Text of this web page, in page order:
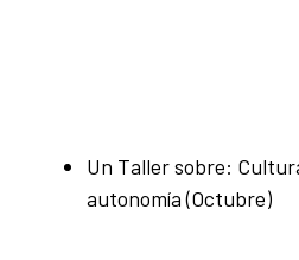
Un Taller sobre:
autonomía (Octubre)